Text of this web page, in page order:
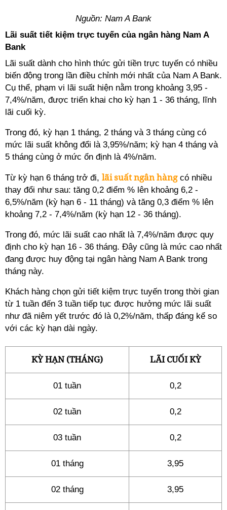
Nguồn: Nam A Bank
Lãi suất tiết kiệm trực tuyến của ngân hàng Nam A
Bank
Lãi suất dành cho hình thức gửi tiền trực tuyến có nhiều
biến động trong lần điều chỉnh mới nhất của Nam A Bank.
Cụ thể, phạm vi lãi suất hiện nằm trong khoảng 3,95 -
7,4%/năm, được triển khai cho kỳ hạn 1 - 36 tháng, lĩnh
lãi cuối kỳ.
Trong đó, kỳ hạn 1 tháng, 2 tháng và 3 tháng cùng có
mức lãi suất không đổi là 3,95%/năm; kỳ hạn 4 tháng và
5 tháng cùng ở mức ổn định là 4%/năm.
Từ kỳ hạn 6 tháng trở đi, lãi suất ngân hàngcó nhiều
thay đổi như sau: tăng 0,2 điểm % lên khoảng 6,2 -
6,5%/năm (kỳ hạn 6 - 11 tháng) và tăng 0,3 điểm % lên
khoảng 7,2 - 7,4%/năm (kỳ hạn 12 - 36 tháng).
Trong đó, mức lãi suất cao nhất là 7,4%/năm được quy
định cho kỳ hạn 16 - 36 tháng. Đây cũng là mức cao nhất
đang được huy động tại ngân hàng Nam A Bank trong
tháng này.
Khách hàng chọn gửi tiết kiệm trực tuyến trong thời gian
từ 1 tuần đến 3 tuần tiếp tục được hưởng mức lãi suất
như đã niêm yết trước đó là 0,2%/năm, thấp đáng kể so
với các kỳ hạn dài ngày.
KỲ HẠN (THÁNG) LÃI CUỐI KỲ
01 tuần 0,2
02 tuần 0,2
03 tuần 0,2
01 tháng 3,95
02 tháng 3,95